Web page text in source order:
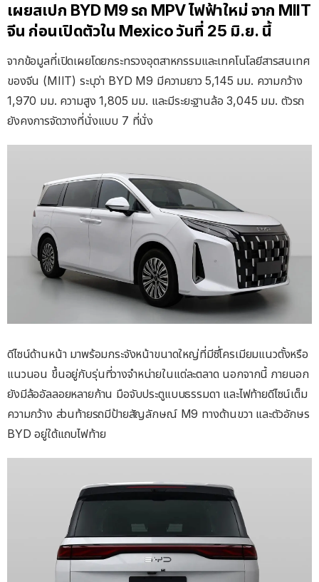
เผยสเปก BYD M9 รถ MPV ไฟฟ้าใหม่ จาก MIIT
จีน ก่อนเปิดตัวใน Mexico วันที่ 25 มิ.ย. นี้
จากข้อมูลที่เปิดเผยโดยกระทรวงอุตสาหกรรมและเทคโนโลยีสารสนเทศ
ของจีน (MIIT) ระบุว่า BYD M9 มีความยาว 5,145 มม. ความกว้าง
1,970 มม. ความสูง 1,805 มม. และมีระยะฐานล้อ 3,045 มม. ตัวรถ
ยังคงการจัดวางที่นั่งแบบ 7 ที่นั่ง
ดีไซน์ด้านหน้า มาพร้อมกระจังหน้าขนาดใหญ่ที่มีซี่โครเมียมแนวตั้งหรือ
แนวนอน ขึ้นอยู่กับรุ่นที่วางจำหน่ายในแต่ละตลาด นอกจากนี้ ภายนอก
ยังมีล้ออัลลอยหลายก้าน มือจับประตูแบบธรรมดา และไฟท้ายดีไซน์เต็ม
ความกว้าง ส่วนท้ายรถมีป้ายสัญลักษณ์ M9 ทางด้านขวา และตัวอักษร
BYD อยู่ใต้แถบไฟท้าย